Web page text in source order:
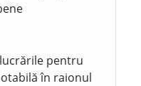
pentru
în raionul